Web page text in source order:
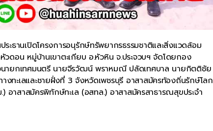
านเปิดโครงการอนุรักษ์ทรัพยากรธรรมชาติและสิ่งแวดล้อม
ดอน หมู่บ้านเขาตะเกียบ อ.หัวหิน จ.ประจวบฯ จัดโดยกอง
ายกเทศมนตรี นายจีรวัฒน์ พราหมณี ปลัดเทศบาล นายกิตติชัย
ทะเลและชายฝั่งที่ 3 จังหวัดเพชรบุรี อาสาสมัครท้องถิ่นรักษ์โลก
าสาสมัครพิทักษ์ทะเล (อสทล.) อาสาสมัครสาธารณสุขประจำ